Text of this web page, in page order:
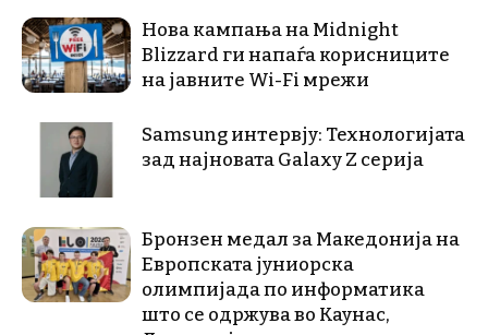
Нова кампања на Midnight
Blizzard ги напаѓа корисниците
на јавните Wi-Fi мрежи
Samsung интервју: Технологијата
зад најновата Galaxy Z серија
Бронзен медал за Македонија на
Европската јуниорска
олимпијада по информатика
што се одржува во Каунас,